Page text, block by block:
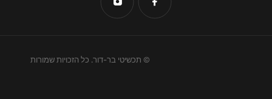
© תכשיטי בר-דור. כל הזכויות שמורות